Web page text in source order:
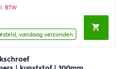
BTW
vandaag verzonden